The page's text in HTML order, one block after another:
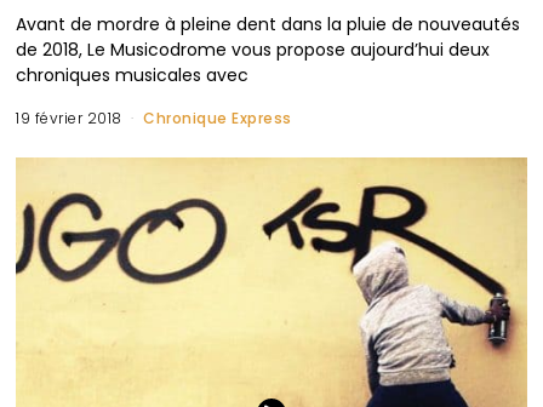
Avant de mordre à pleine dent dans la pluie de nouveautés
de 2018, Le Musicodrome vous propose aujourd’hui deux
chroniques musicales avec
19 février 2018 Chronique Express